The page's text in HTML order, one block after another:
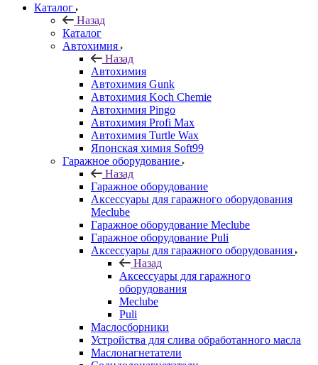
Каталог
Назад
Каталог
Автохимия
Назад
Автохимия
Автохимия Gunk
Автохимия Koch Chemie
Автохимия Pingo
Автохимия Profi Max
Автохимия Turtle Wax
Японская химия Soft99
Гаражное оборудование
Назад
Гаражное оборудование
Аксессуары для гаражного оборудования
Meclube
Гаражное оборудование Meclube
Гаражное оборудование Puli
Аксессуары для гаражного оборудования
Назад
Аксессуары для гаражного
оборудования
Meclube
Puli
Маслосборники
Устройства для слива обработанного масла
Маслонагнетатели